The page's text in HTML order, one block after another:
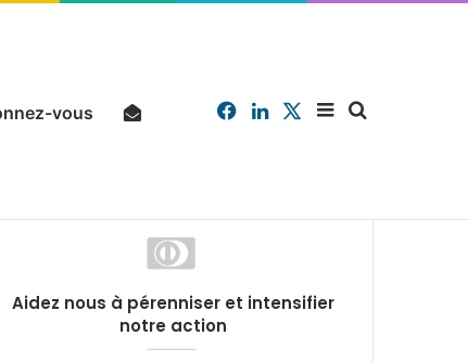
vous Sidebar
X
Linkedin
Facebook
Aidez nous à pérenniser et intensifier
notre action